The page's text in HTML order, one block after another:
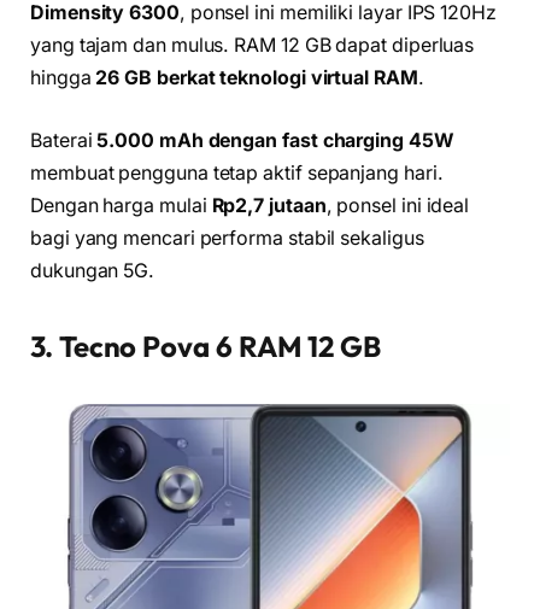
Dimensity 6300, ponsel ini memiliki layar IPS 120Hz
yang tajam dan mulus. RAM 12 GB dapat diperluas
hingga 26 GB berkat teknologi virtual RAM.
Baterai5.000 mAh dengan fast charging 45W
membuat pengguna tetap aktif sepanjang hari.
Dengan harga mulai Rp2,7 jutaan, ponsel ini ideal
bagi yang mencari performa stabil sekaligus
dukungan 5G.
3. Tecno Pova 6 RAM 12 GB